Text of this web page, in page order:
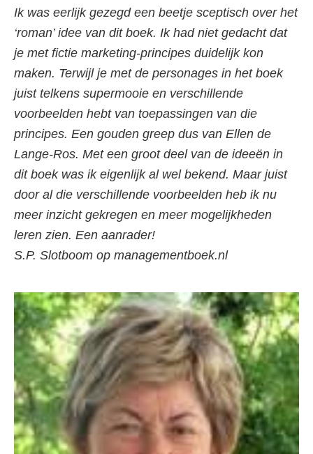
Ik was eerlijk gezegd een beetje sceptisch over het
‘roman’ idee van dit boek. Ik had niet gedacht dat
je met fictie marketing-principes duidelijk kon
maken. Terwijl je met de personages in het boek
juist telkens supermooie en verschillende
voorbeelden hebt van toepassingen van die
principes. Een gouden greep dus van Ellen de
Lange-Ros. Met een groot deel van de ideeën in
dit boek was ik eigenlijk al wel bekend. Maar juist
door al die verschillende voorbeelden heb ik nu
meer inzicht gekregen en meer mogelijkheden
leren zien. Een aanrader!
S.P. Slotboom op managementboek.nl